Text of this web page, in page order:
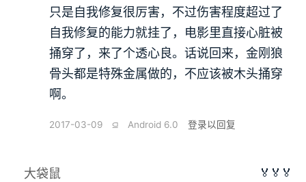
只是自我修复很厉害，不过伤害程度超过了
自我修复的能力就挂了，电影里直接心脏被
捅穿了，来了个透心良。话说回来，金刚狼
骨头都是特殊金属做的，不应该被木头捅穿
啊。
2017-03-09 ⫑ Android 6.0 登录以回复
大袋鼠 🏅🏅🏅